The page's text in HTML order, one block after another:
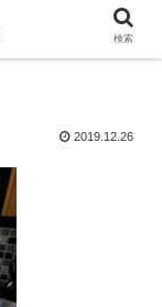
2019.12.26
検索